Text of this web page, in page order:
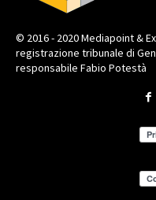
© 2016 - 2020 Mediapoint &
registrazione tribunale di
responsabile Fabio Potestà